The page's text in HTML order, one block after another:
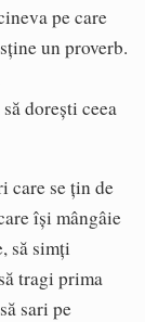
pe care
un proverb.
dorești ceea
care se țin de
își mângâie
să simți
tragi prima
sari pe